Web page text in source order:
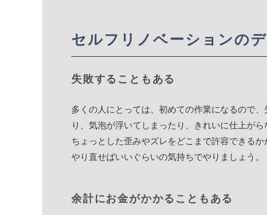
セルフリノベーションの
失敗することもある
多くの人にとっては、初めての作業になるので
り、気泡が浮いてしまったり、きれいに仕上がら
ちょっとした歪みやズレをどこまで許容できる
やり直せばいいぐらいの気持ちでやりましょう。
余計にお金がかかることもある